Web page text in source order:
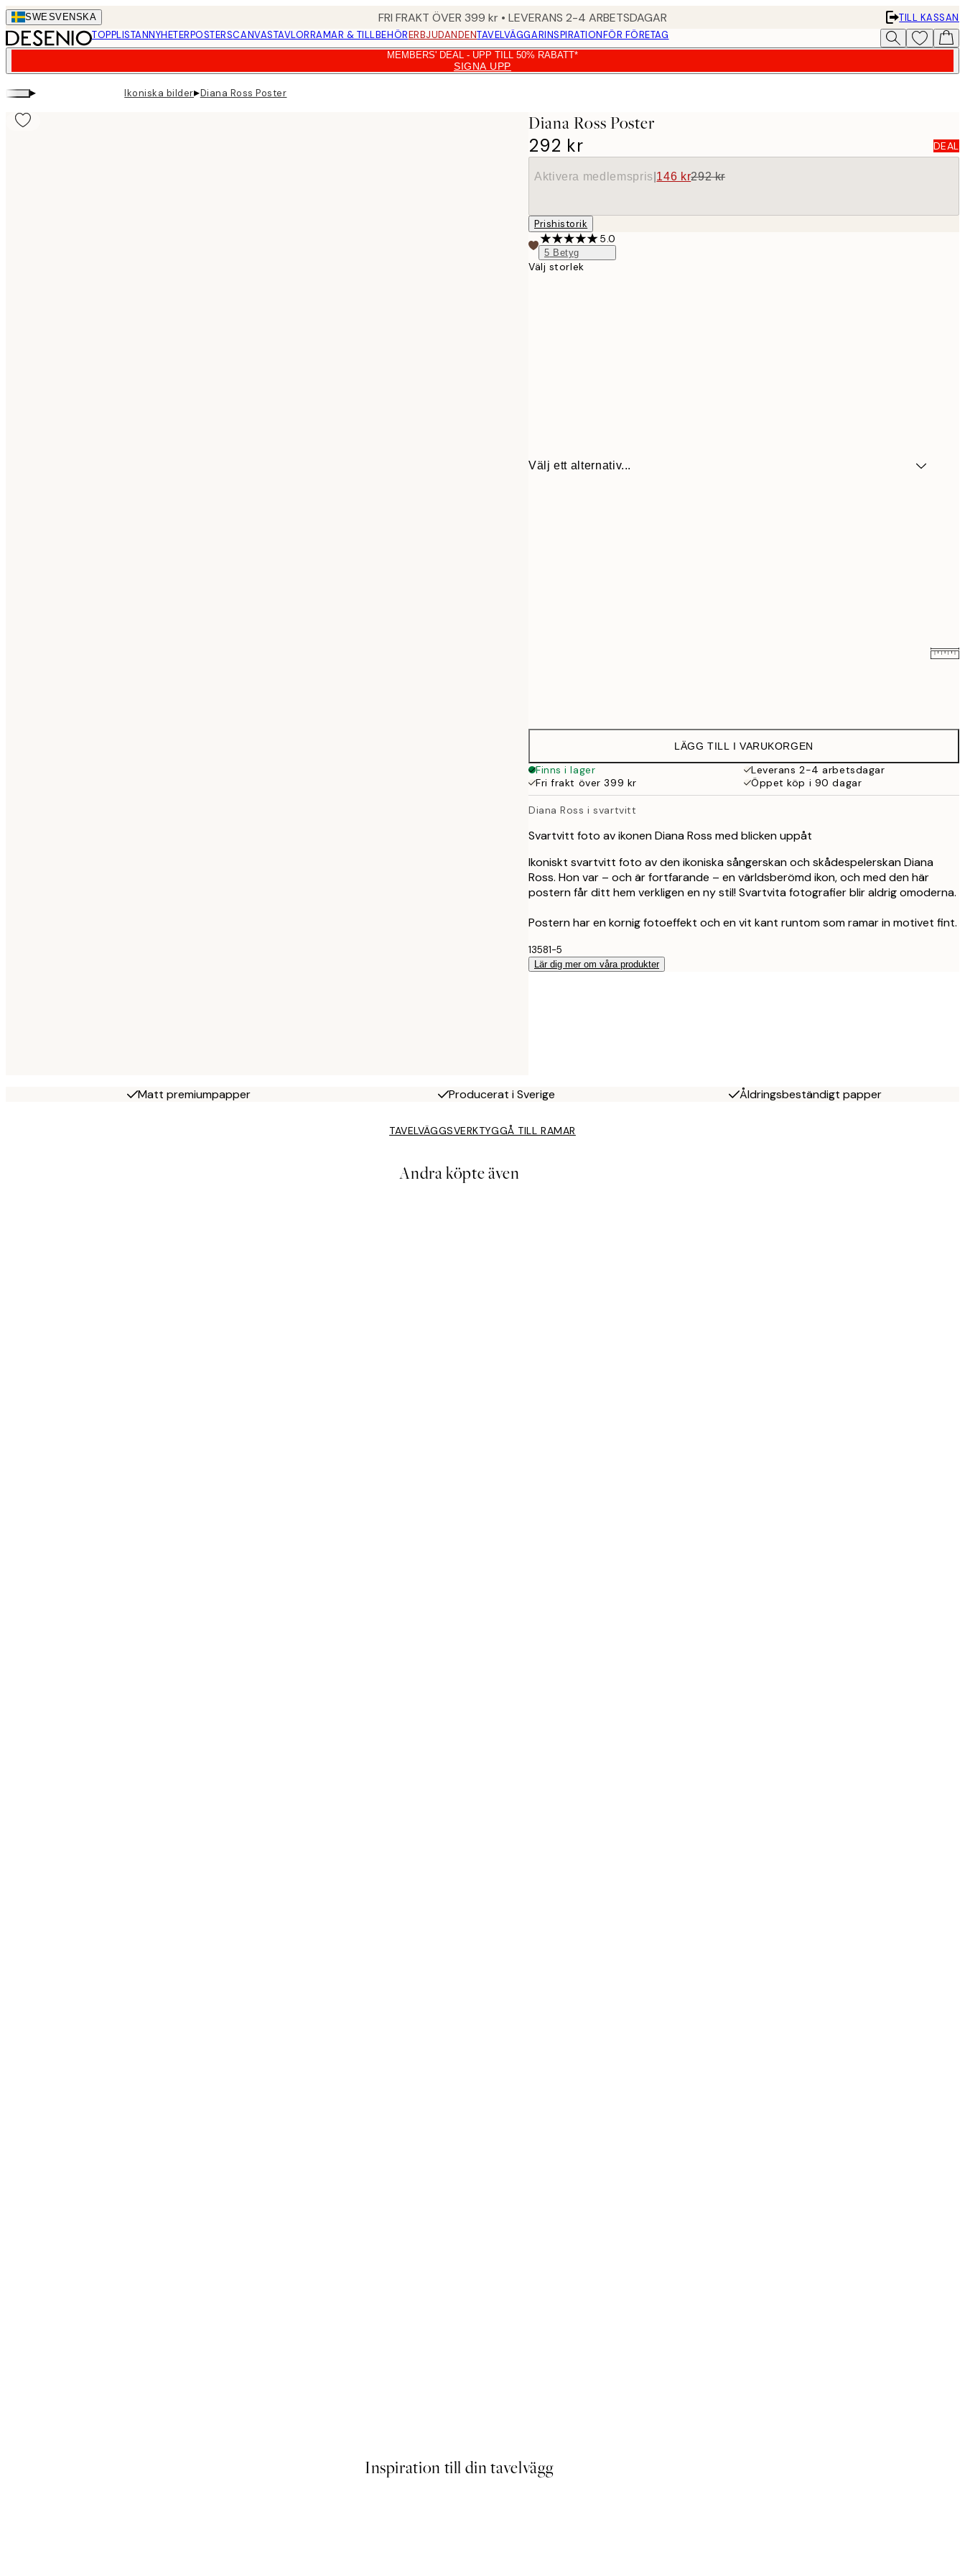
Skip
to
main
SWESVENSKA FRI FRAKT ÖVER 399 kr • LEVERANS 2-4 ARBETSDAGAR
TILL KASSAN
TOPPLISTANNYHETERPOSTERSCANVASTAVLORRAMAR & TILLBEHÖRERBJUDANDENTAVELVÄGGARINSPIRATIONFÖR FÖRETAG
MEMBERS' DEAL - UPP TILL 50% RABATT*
SIGNA UPP
▸ Ikoniska bilder▸Diana Ross Poster
Diana Ross Poster
292 kr
DEAL
Aktivera medlemspris 146 kr292 kr
Prishistorik
5.0
5 Betyg
Välj storlek
Välj ett alternativ...
LÄGG TILL I VARUKORGEN
Finns i lager
Leverans 2-4 arbetsdagar
Fri frakt över 399 kr
Öppet köp i 90 dagar
Diana Ross i svartvitt
Svartvitt foto av ikonen Diana Ross med blicken uppåt
Ikoniskt svartvitt foto av den ikoniska sångerskan och skådespelerskan Diana
Ross. Hon var – och är fortfarande – en världsberömd ikon, och med den här
postern får ditt hem verkligen en ny stil! Svartvita fotografier blir aldrig omoderna.
Postern har en kornig fotoeffekt och en vit kant runtom som ramar in motivet fint.
13581-5
Lär dig mer om våra produkter
Matt premiumpapper Producerat i Sverige Åldringsbeständigt papper
TAVELVÄGGSVERKTYGGÅ TILL RAMAR
Andra köpte även
Inspiration till din tavelvägg